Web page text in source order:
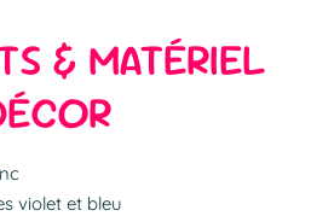
& MATÉRIEL
violet et bleu